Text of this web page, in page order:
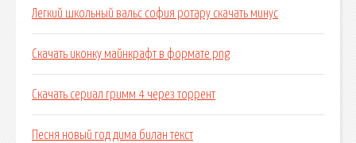
Легкий школьный вальс софия ротару скачать минус
Скачать иконку майнкрафт в формате png
Скачать сериал гримм 4 через торрент
Песня новый год дима билан текст